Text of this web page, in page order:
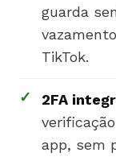
guarda
TikTok.
✓ 2FA
app, sem